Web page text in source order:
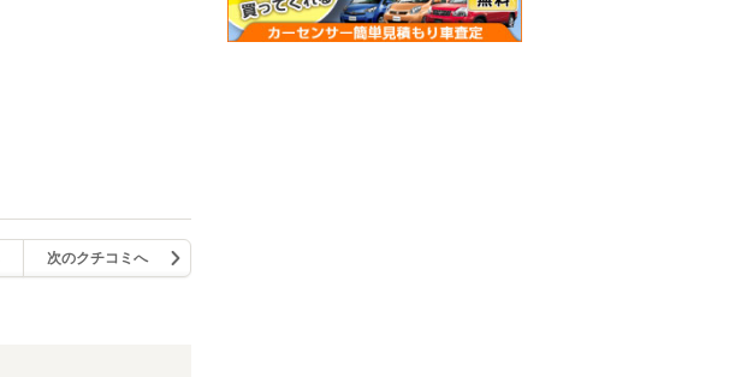
次のクチコミへ